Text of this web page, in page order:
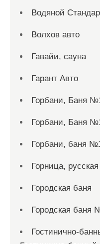
Водяной
Волхов авто
Гавайи, сауна
Гарант Авто
Горбани, Баня
Горбани, Баня
Горбани, баня
Горница,
Городская баня
Городская баня
Гостинично-